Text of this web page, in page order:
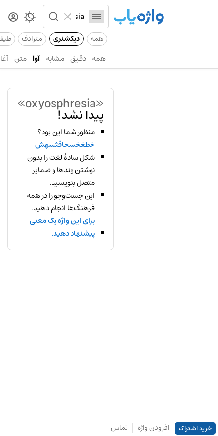
همه دیکشنری مترادف
همه دقیق مشابه آوا متن
«oxyosphresia»
پیدا نشد!
منظور شما این بود؟
خطغخسحاقثسهش
شکل سادهٔ لغت را بدون
نوشتن وندها و ضمایر
متصل بنویسید.
این جست‌وجو را در همه
فرهنگ‌ها انجام دهید.
برای این واژه یک معنی
پیشنهاد دهید.
خرید اشتراک افزودن واژه تماس